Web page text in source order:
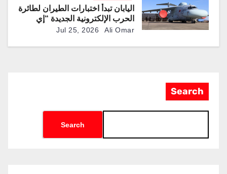
اليابان تبدأ اختبارات الطيران لطائرة
الحرب الإلكترونية الجديدة “إي
سي-2”
Jul 25, 2026 Ali Omar
Search
Search